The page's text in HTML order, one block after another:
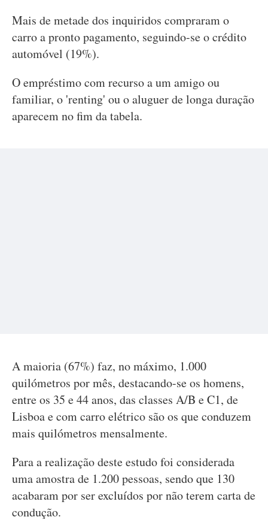
Mais de metade dos inquiridos compraram o
carro a pronto pagamento, seguindo-se o crédito
automóvel (19%).
O empréstimo com recurso a um amigo ou
familiar, o 'renting' ou o aluguer de longa duração
aparecem no fim da tabela.
A maioria (67%) faz, no máximo, 1.000
quilómetros por mês, destacando-se os homens,
entre os 35 e 44 anos, das classes A/B e C1, de
Lisboa e com carro elétrico são os que conduzem
mais quilómetros mensalmente.
Para a realização deste estudo foi considerada
uma amostra de 1.200 pessoas, sendo que 130
acabaram por ser excluídos por não terem carta de
condução.